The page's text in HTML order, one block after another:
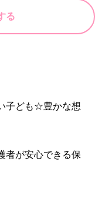
る
子ども☆豊かな想
者が安心できる保